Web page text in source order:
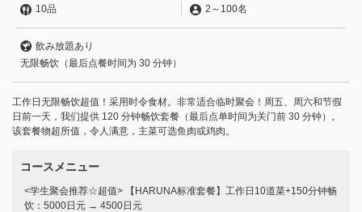
10品 2 ～ 100名
飲み放題あり
无限畅饮（最后点餐时间为 30 分钟）
工作日无限畅饮超值！采用时令食材。非常适合临时聚会！周五、周六和节假
日前一天，我们提供 120 分钟畅饮套餐（最后点单时间为关门前 30 分钟）。
该套餐物超所值，令人满意，主菜可选鱼肉或鸡肉。
コースメニュー
<学生聚会推荐☆超值> 【HARUNA标准套餐】工作日10道菜+150分钟畅
饮：5000日元 → 4500日元